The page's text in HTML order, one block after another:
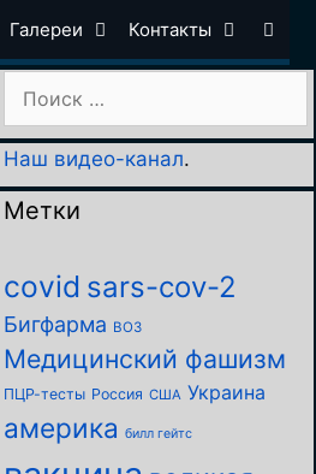
Галереи Контакты
Наш видео-канал.
Метки
covid sars-cov-2
Бигфарма ВОЗ
Медицинский фашизм
ПЦР-тесты Россия США Украина
америка билл гейтс